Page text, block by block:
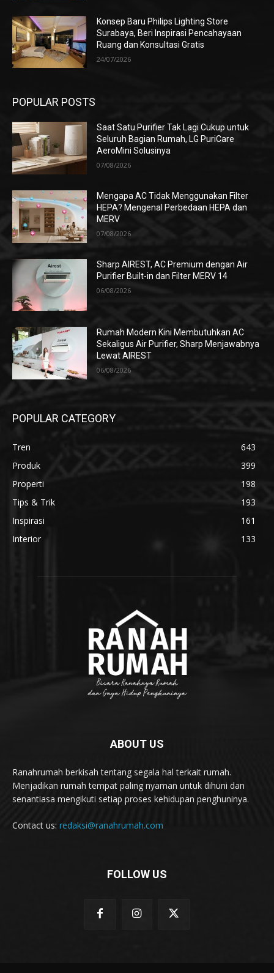
Konsep Baru Philips Lighting Store
Surabaya, Beri Inspirasi Pencahayaan
Ruang dan Konsultasi Gratis
24/07/2026
POPULAR POSTS
Saat Satu Purifier Tak Lagi Cukup untuk
Seluruh Bagian Rumah, LG PuriCare
AeroMini Solusinya
07/08/2026
Mengapa AC Tidak Menggunakan Filter
HEPA? Mengenal Perbedaan HEPA dan
MERV
07/08/2026
Sharp AIREST, AC Premium dengan Air
Purifier Built-in dan Filter MERV 14
06/08/2026
Rumah Modern Kini Membutuhkan AC
Sekaligus Air Purifier, Sharp Menjawabnya
Lewat AIREST
06/08/2026
POPULAR CATEGORY
Tren
643
Produk
399
Properti
198
Tips & Trik
193
Inspirasi
161
Interior
133
ABOUT US
Ranahrumah berkisah tentang segala hal terkait rumah.
Menjadikan rumah tempat paling nyaman untuk dihuni dan
senantiasa mengikuti setiap proses kehidupan penghuninya.
Contact us: redaksi@ranahrumah.com
FOLLOW US